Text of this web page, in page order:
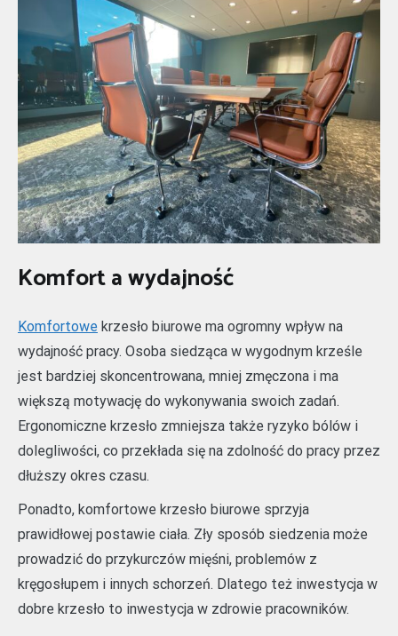
Komfort a wydajność
Komfortowe krzesło biurowe ma ogromny wpływ na
wydajność pracy. Osoba siedząca w wygodnym krześle
jest bardziej skoncentrowana, mniej zmęczona i ma
większą motywację do wykonywania swoich zadań.
Ergonomiczne krzesło zmniejsza także ryzyko bólów i
dolegliwości, co przekłada się na zdolność do pracy przez
dłuższy okres czasu.
Ponadto, komfortowe krzesło biurowe sprzyja
prawidłowej postawie ciała. Zły sposób siedzenia może
prowadzić do przykurczów mięśni, problemów z
kręgosłupem i innych schorzeń. Dlatego też inwestycja w
dobre krzesło to inwestycja w zdrowie pracowników.